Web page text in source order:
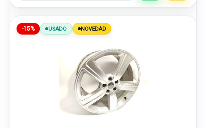
-15% USADO NOVEDAD